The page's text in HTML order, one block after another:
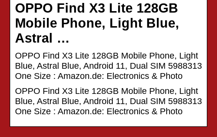
OPPO Find X3 Lite 128GB
Mobile Phone, Light Blue,
Astral …
OPPO Find X3 Lite 128GB Mobile Phone, Light
Blue, Astral Blue, Android 11, Dual SIM 5988313
One Size : Amazon.de: Electronics & Photo
OPPO Find X3 Lite 128GB Mobile Phone, Light
Blue, Astral Blue, Android 11, Dual SIM 5988313
One Size : Amazon.de: Electronics & Photo